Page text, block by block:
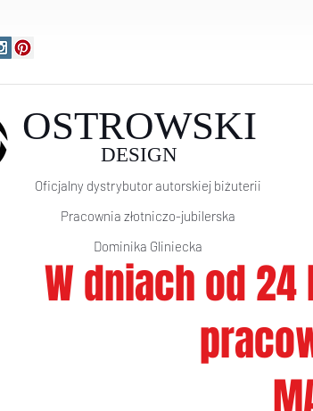
OSTROWSKI
DESIGN
Oficjalny dystrybutor autorskiej biżuterii
Pracownia złotniczo-jubilerska
Dominika Gliniecka
W dniach od